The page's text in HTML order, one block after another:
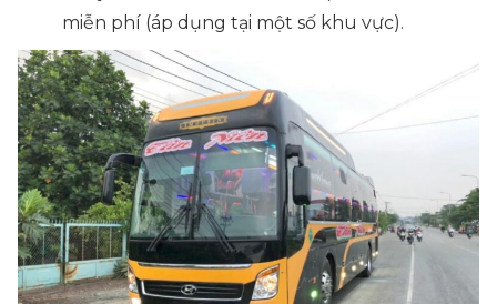
miễn phí (áp dụng tại một số khu vực).